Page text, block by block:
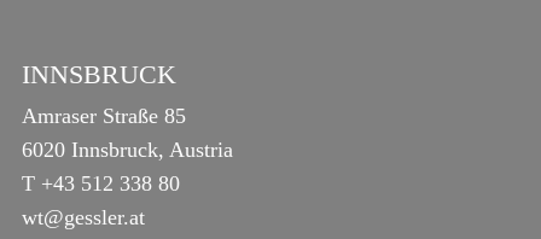
INNSBRUCK
Amraser Straße 85
6020 Innsbruck, Austria
T +43 512 338 80
wt@gessler.at